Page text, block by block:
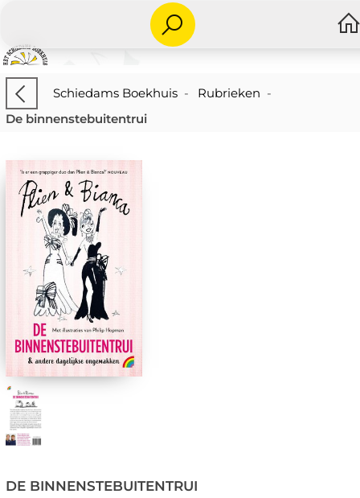
Schiedams Boekhuis- Rubrieken -
De binnenstebuitentrui
DE BINNENSTEBUITENTRUI